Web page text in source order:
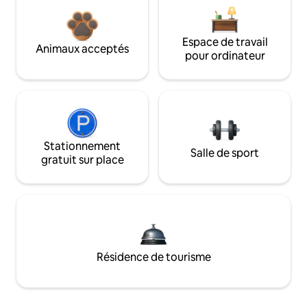
Animaux acceptés
Espace de travail
pour ordinateur
Stationnement
gratuit sur place
Salle de sport
Résidence de tourisme